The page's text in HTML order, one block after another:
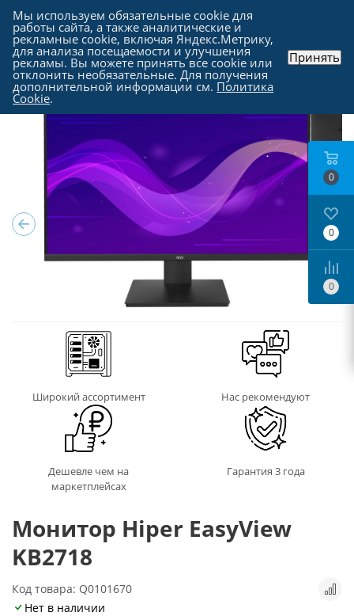
Каталог - Мониторы
Широкий ассортимент Нас рекомендуют
Дешевле чем на
маркетплейсах
Гарантия 3 года
Монитор Hiper EasyView
KB2718
Код товара: Q0101670
Нет в наличии
0
0
0
Мы используем обязательные cookie для
работы сайта, а также аналитические и
рекламные cookie, включая Яндекс.Метрику,
для анализа посещаемости и улучшения
рекламы. Вы можете принять все cookie или
отклонить необязательные. Для получения
дополнительной информации см. Политика
Cookie.
Принять